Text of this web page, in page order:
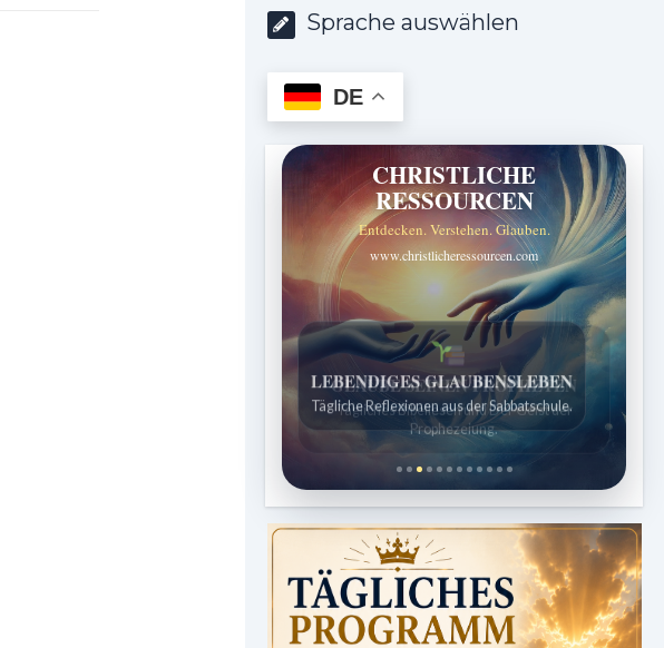
Sprache auswählen
DE
CHRISTLICHE
RESSOURCEN
Entdecken. Verstehen. Glauben.
www.christlicheressourcen.com
LEBENDIGES GLAUBENSLEBEN
Tägliche Reflexionen aus der Sabbatschule.